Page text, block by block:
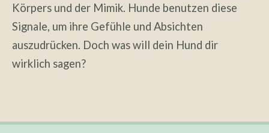
Körpers und der Mimik. Hunde benutzen diese
Signale, um ihre Gefühle und Absichten
auszudrücken. Doch was will dein Hund dir
wirklich sagen?